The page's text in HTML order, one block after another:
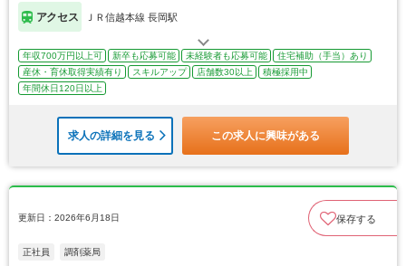
アクセス ＪＲ信越本線 長岡駅
年収700万円以上可 新卒も応募可能 未経験者も応募可能
住宅補助（手当）あり
産休・育休取得実績有り
スキルアップ 店舗数30以上
積極採用中
年間休日120日以上
求人の詳細を見る この求人に興味がある
更新日：2026年6月18日 保存する
正社員 調剤薬局